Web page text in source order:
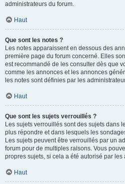
administrateurs du forum.
Haut
Que sont les notes ?
Les notes apparaissent en dessous des
première page du forum concerné. Elles
est recommandé de les consulter dès que
comme les annonces et les annonces
les notes sont définies par les
Haut
Que sont les sujets verrouillés ?
Les sujets verrouillés sont des sujets dans
plus répondre et dans lesquels les
Les sujets peuvent être verrouillés par un
forum pour de multiples raisons. Vous
propres sujets, si cela a été autorisé par les
Haut